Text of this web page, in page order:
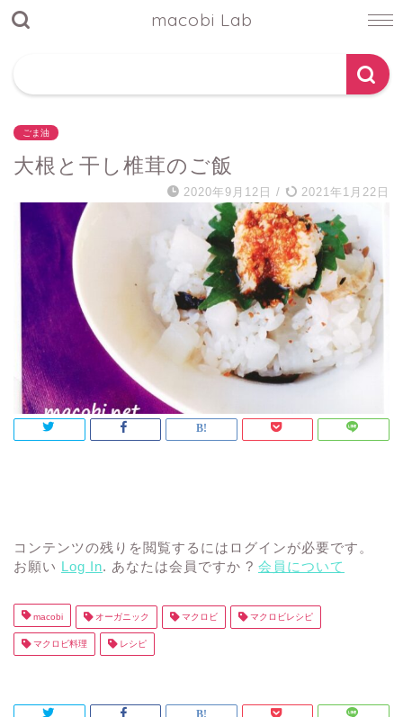
macobi Lab
ごま油
大根と干し椎茸のご飯
2020年9月12日 / 2021年1月22日
コンテンツの残りを閲覧するにはログインが必要です。
お願い Log In. あなたは会員ですか ? 会員について
macobi オーガニック マクロビ マクロビレシピ
マクロビ料理 レシピ